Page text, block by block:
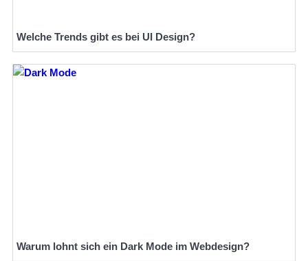
Welche Trends gibt es bei UI Design?
Warum lohnt sich ein Dark Mode im Webdesign?